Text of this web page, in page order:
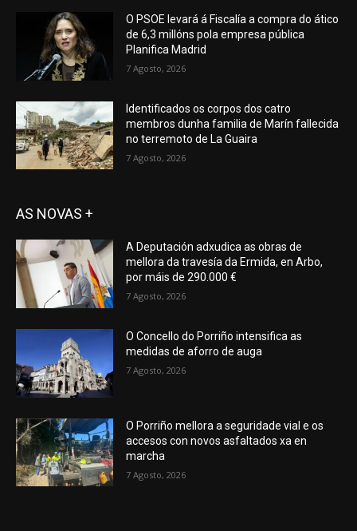
O PSOE levará á Fiscalía a compra do ático
de 6,3 millóns pola empresa pública
Planifica Madrid
7 Agosto, 2026
Identificados os corpos dos catro
membros dunha familia de Marín fallecida
no terremoto de La Guaira
7 Agosto, 2026
AS NOVAS +
A Deputación adxudica as obras de
mellora da travesía da Ermida, en Arbo,
por máis de 290.000 €
7 Agosto, 2026
O Concello do Porriño intensifica as
medidas de aforro de auga
7 Agosto, 2026
O Porriño mellora a seguridade vial e os
accesos con novos asfaltados xa en
marcha
7 Agosto, 2026